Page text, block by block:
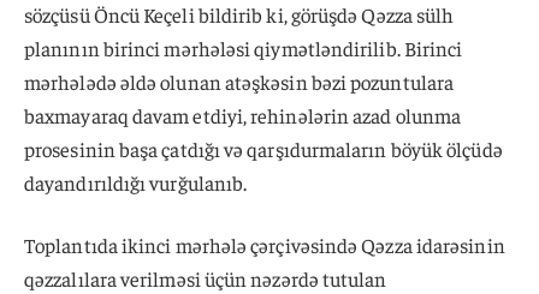
sözçüsü Öncü Keçeli bildirib ki, görüşdə Qəzza sülh
planının birinci mərhələsi qiymətləndirilib. Birinci
mərhələdə əldə olunan atəşkəsin bəzi pozuntulara
baxmayaraq davam etdiyi, rehinələrin azad olunma
prosesinin başa çatdığı və qarşıdurmaların böyük ölçüdə
dayandırıldığı vurğulanıb.
Toplantıda ikinci mərhələ çərçivəsində Qəzza idarəsinin
qəzzalılara verilməsi üçün nəzərdə tutulan